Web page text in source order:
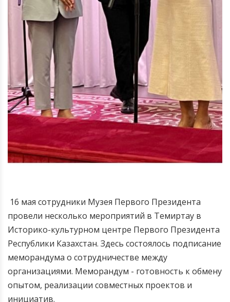
16 мая сотрудники Музея Первого Президента
провели несколько мероприятий в Темиртау в
Историко-культурном центре Первого Президента
Республики Казахстан. Здесь состоялось подписание
меморандума о сотрудничестве между
организациями. Меморандум - готовность к обмену
опытом, реализации совместных проектов и
инициатив.